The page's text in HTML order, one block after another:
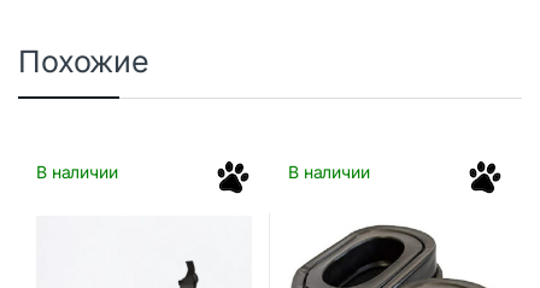
Похожие
В наличии В наличии